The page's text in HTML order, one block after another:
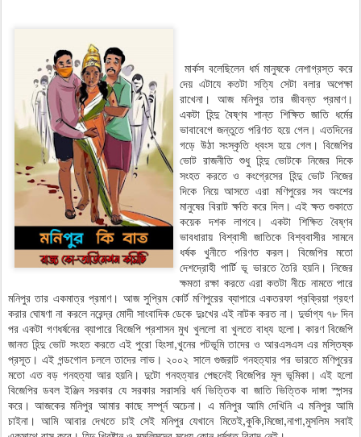
মার্কস বলেছিলেন ধর্ম মানুষকে নেশাগ্রস্ত করে
দেয় এটাযে কতটা সত্যি সেটা বলার অপেক্ষা
রাখেনা। আজ মনিপুর তার জীবন্ত প্রমাণ।
একটা হিন্দু বৈষ্ণব শান্ত শিক্ষিত জাতি ধর্মের
ভাবাবেগে জন্তুতে পরিণত হয়ে গেল। এতদিনের
গড়ে উঠা সংস্কৃতি ধ্বংস হয়ে গেল। বিজেপির
ভোট রাজনীতি শুধু হিন্দু ভোটকে নিজের দিকে
সংহত করতে ও কংগ্রেসের হিন্দু ভোট নিজের
দিকে নিয়ে আসতে এরা মণিপুরের সব অংশের
মানুষের বিরাট ক্ষতি করে দিল। এই ক্ষত শুকাতে
কয়েক দশক লাগবে। একটা শিক্ষিত বৈষ্ণব
ভাবধারায় বিশ্বাসী জাতিকে বিশ্ববাসীর সামনে
ধর্ষক খুনীতে পরিণত করল। বিজেপির মতো
দেশদ্রোহী পার্টি ভূ ভারতে তৈরি হয়নি। নিজের
ক্ষমতা রক্ষা করতে এরা কতটা নীচে নামতে পারে
মনিপুর তার একমাত্র প্রমাণ। আজ সুপ্রিম কোর্ট মণিপুরের ব্যাপারে একতরফা প্রক্রিয়া গ্রহণ
করার ঘোষণা না করলে নরেন্দ্র মোদী সাংবাদিক ডেকে দুঃখের এই নাটক করত না। দুর্ভাগ্য ৭৮ দিন
পর একটা গণধর্ষনের ব্যাপারে বিজেপি প্রশাসন মুখ খুললো বা খুলতে বাধ্য হলো। কারণ বিজেপি
জানত হিন্দু ভোট সংহত করতে এই পুরো হিংসা,খুনের পটভূমি তাদের ও আরএসএস এর মস্তিষ্ক
প্রসূত। এই গন্ডগোল চললে তাদের লাভ। ২০০২ সালে গুজরাট গনহত্যার পর ভারতে মণিপুরের
মতো এত বড় গনহত্যা আর হয়নি। দুটো গনহত্যার পেছনেই বিজেপির মূল ভূমিকা। এই হলো
বিজেপির ডবল ইঞ্জিন সরকার যে সরকার সরাসরি ধর্ম ভিত্তিক বা জাতি ভিত্তিক দাঙ্গা স্পন্সর
করে। আজকের মনিপুর আমার কাছে সম্পূর্ন অচেনা। এ মনিপুর আমি দেখিনি এ মনিপুর আমি
চাইনা। আমি আবার দেখতে চাই সেই মনিপুর যেখানে মিতেই,কুকি,মিজো,নাগা,মুসলিম সবাই